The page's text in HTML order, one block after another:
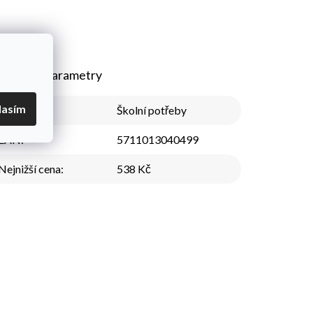
parametry
Školní potřeby
5711013040499
cena: 538 Kč